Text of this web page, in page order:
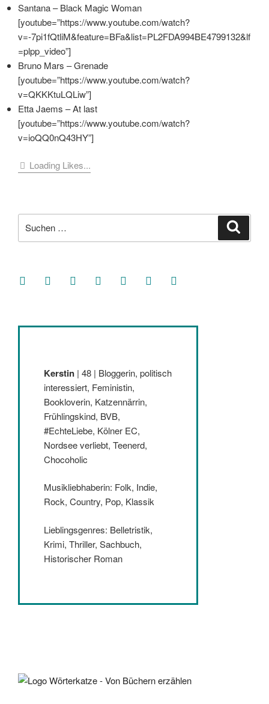
Santana – Black Magic Woman
[youtube=”https://www.youtube.com/watch?
v=-7pi1fQtliM&feature=BFa&list=PL2FDA994BE4799132&lf
=plpp_video”]
Bruno Mars – Grenade
[youtube=”https://www.youtube.com/watch?
v=QKKKtuLQLiw”]
Etta Jaems – At last
[youtube=”https://www.youtube.com/watch?
v=ioQQ0nQ43HY”]
Loading Likes...
nach:
facebooksoundcloud
twitter mastodoninstagramthreads goodreads
Kerstin | 48 | Bloggerin, politisch
interessiert, Feministin,
Bookloverin, Katzennärrin,
Frühlingskind, BVB,
#EchteLiebe, Kölner EC,
Nordsee verliebt, Teenerd,
Chocoholic
Musikliebhaberin: Folk, Indie,
Rock, Country, Pop, Klassik
Lieblingsgenres: Belletristik,
Krimi, Thriller, Sachbuch,
Historischer Roman